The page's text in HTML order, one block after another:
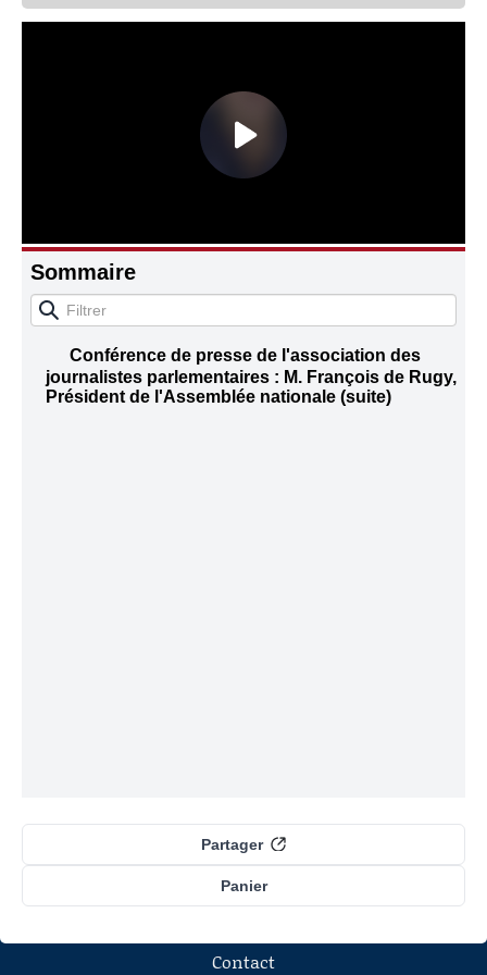
Sommaire
Conférence de presse de l'association des
journalistes parlementaires : M. François de Rugy,
Président de l'Assemblée nationale (suite)
Panier
Partager
Contact